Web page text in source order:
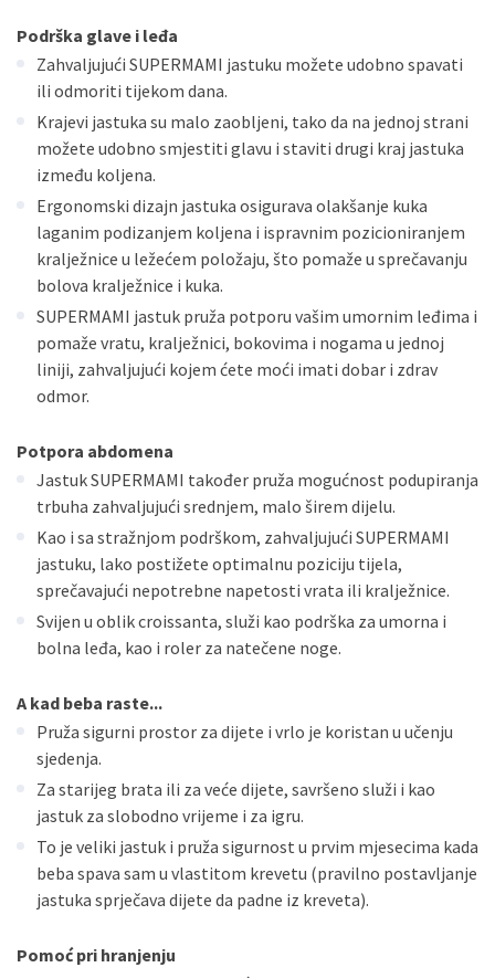
Podrška glave i leđa
Zahvaljujući SUPERMAMI jastuku možete udobno spavati
ili odmoriti tijekom dana.
Krajevi jastuka su malo zaobljeni, tako da na jednoj strani
možete udobno smjestiti glavu i staviti drugi kraj jastuka
između koljena.
Ergonomski dizajn jastuka osigurava olakšanje kuka
laganim podizanjem koljena i ispravnim pozicioniranjem
kralježnice u ležećem položaju, što pomaže u sprečavanju
bolova kralježnice i kuka.
SUPERMAMI jastuk pruža potporu vašim umornim leđima i
pomaže vratu, kralježnici, bokovima i nogama u jednoj
liniji, zahvaljujući kojem ćete moći imati dobar i zdrav
odmor.
Potpora abdomena
Jastuk SUPERMAMI također pruža mogućnost podupiranja
trbuha zahvaljujući srednjem, malo širem dijelu.
Kao i sa stražnjom podrškom, zahvaljujući SUPERMAMI
jastuku, lako postižete optimalnu poziciju tijela,
sprečavajući nepotrebne napetosti vrata ili kralježnice.
Svijen u oblik croissanta, služi kao podrška za umorna i
bolna leđa, kao i roler za natečene noge.
A kad beba raste...
Pruža sigurni prostor za dijete i vrlo je koristan u učenju
sjedenja.
Za starijeg brata ili za veće dijete, savršeno služi i kao
jastuk za slobodno vrijeme i za igru.
To je veliki jastuk i pruža sigurnost u prvim mjesecima kada
beba spava sam u vlastitom krevetu (pravilno postavljanje
jastuka sprječava dijete da padne iz kreveta).
Pomoć pri hranjenju